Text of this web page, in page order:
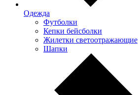
Одежда
Футболки
Кепки бейсболки
Жилетки светоотражающие
Шапки